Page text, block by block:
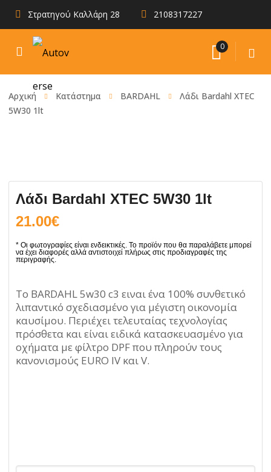
Στρατηγού Καλλάρη 28 2108317227
0
Αρχική Κατάστημα BARDAHL
Λάδι Bardahl XTEC
5W30 1lt
Λάδι Bardahl XTEC 5W30 1lt
21.00€
Το BARDAHL 5w30 c3 ειναι ένα 100% συνθετικό
λιπαντικό σχεδιασμένο για μέγιστη οικονομία
καυσίμου. Περιέχει τελευταίας τεχνολογίας
πρόσθετα και είναι ειδικά κατασκευασμένο για
οχήματα με φίλτρο DPF που πληρούν τους
κανονισμούς EURO IV και V.